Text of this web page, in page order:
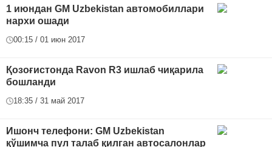
1 июндан GM Uzbekistan автомобиллари
нархи ошади
00:15 / 01 июн 2017
Қозоғистонда Ravon R3 ишлаб чиқарила
бошланди
18:35 / 31 май 2017
Ишонч телефони: GM Uzbekistan
қўшимча пул талаб қилган автосалонлар